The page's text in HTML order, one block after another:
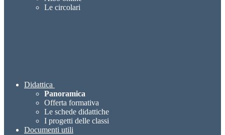
Le circolari
Didattica
Panoramica
Offerta formativa
Le schede didattiche
I progetti delle classi
Documenti utili